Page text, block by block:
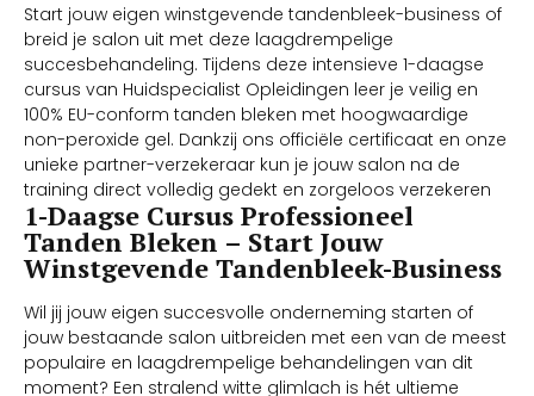
Start jouw eigen winstgevende tandenbleek-business of
breid je salon uit met deze laagdrempelige
succesbehandeling. Tijdens deze intensieve 1-daagse
cursus van Huidspecialist Opleidingen leer je veilig en
100% EU-conform tanden bleken met hoogwaardige
non-peroxide gel. Dankzij ons officiële certificaat en onze
unieke partner-verzekeraar kun je jouw salon na de
training direct volledig gedekt en zorgeloos verzekeren
1-Daagse Cursus Professioneel
Tanden Bleken – Start Jouw
Winstgevende Tandenbleek-Business
Wil jij jouw eigen succesvolle onderneming starten of
jouw bestaande salon uitbreiden met een van de meest
populaire en laagdrempelige behandelingen van dit
moment? Een stralend witte glimlach is hét ultieme